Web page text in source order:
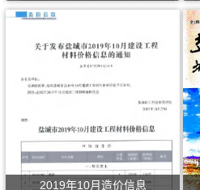
2019年10月造价信息